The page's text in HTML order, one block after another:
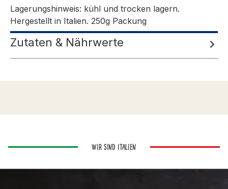
Lagerungshinweis: kühl und trocken lagern.
Hergestellt in Italien. 250g Packung
Zutaten & Nährwerte
WIR SIND ITALIEN